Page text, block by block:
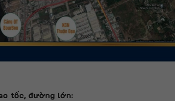
tốc, đường lớn: